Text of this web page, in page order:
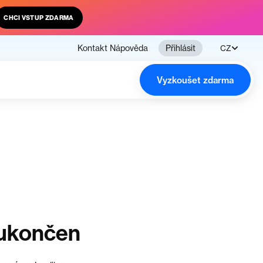
CHCI VSTUP ZDARMA
Kontakt Nápověda Přihlásit CZ
Vyzkoušet zdarma